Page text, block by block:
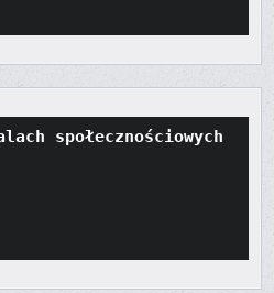
społecznościowych